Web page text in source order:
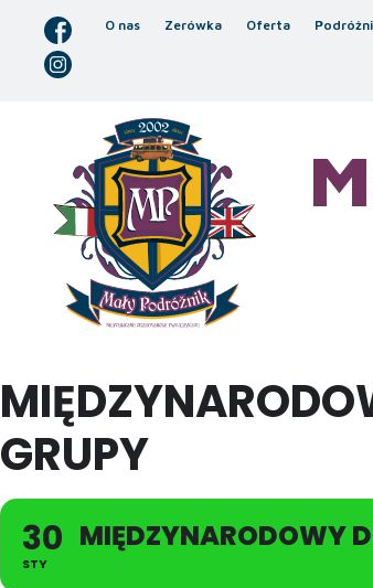
O nas Zerówka Oferta
GRUPY
30
STY
MIĘDZYNARODOWY